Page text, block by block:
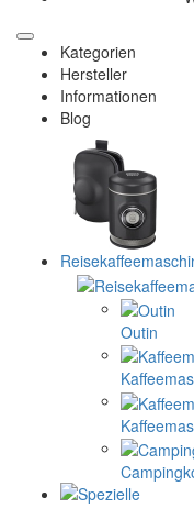
Kategorien
Hersteller
Informationen
Blog
Outin